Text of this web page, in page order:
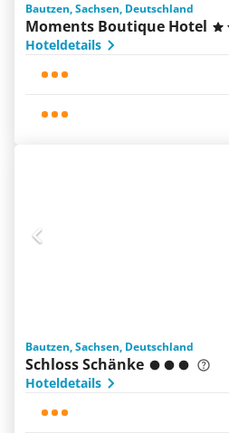
Bautzen, Sachsen, Deutschland
Moments Boutique Hotel
Hoteldetails
Bautzen, Sachsen, Deutschland
Schloss Schänke
Hoteldetails